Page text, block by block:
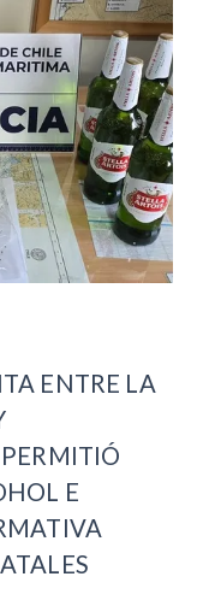
ENTRE LA
E